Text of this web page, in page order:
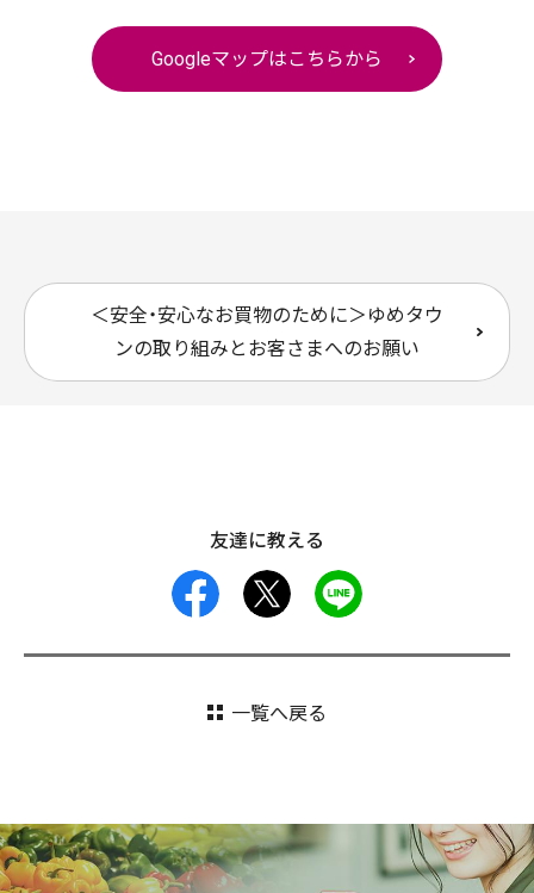
Googleマップはこちらから
＜安全・安心なお買物のために＞ゆめタウ
ンの取り組みとお客さまへのお願い
友達に教える
facebook
一覧へ戻る